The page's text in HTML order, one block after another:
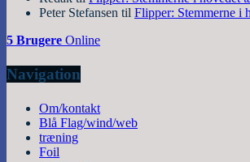
Peter Stefansen til Flipper: Stemmerne i
5 Brugere Online
Navigation
Om/kontakt
Blå Flag/wind/web
træning
Foil